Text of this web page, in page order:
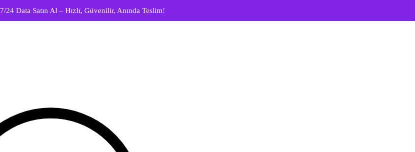
7/24 Data Satın Al – Hızlı, Güvenilir, Anında Teslim!